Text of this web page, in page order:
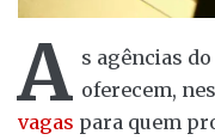
A s agências
oferecem,
vagas para quem